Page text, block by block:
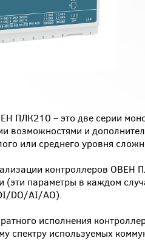
ПЛК210 – это две серии
возможностями и
или среднего уровня
контроллеров
(эти параметры в каждом
DO/AI/AO).
исполнения
спектру используемых